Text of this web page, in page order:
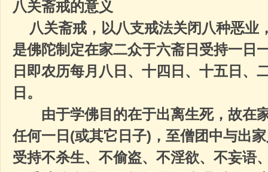
八关斋戒的意义
八关斋戒，以八支戒法关闭八种恶业
是佛陀制定在家二众于六斋日受持一日
日即农历每月八日、十四日、十五日、
日。
由于学佛目的在于出离生死，故在
任何一日 (或其它日子) ，至僧团中与出
受持不杀生、不偷盗、不淫欲、不妄语